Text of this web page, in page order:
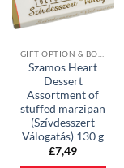
Szamos Heart
Dessert
Assortment of
stuffed marzipan
(Szívdesszert
Válogatás) 130 g
£7,49